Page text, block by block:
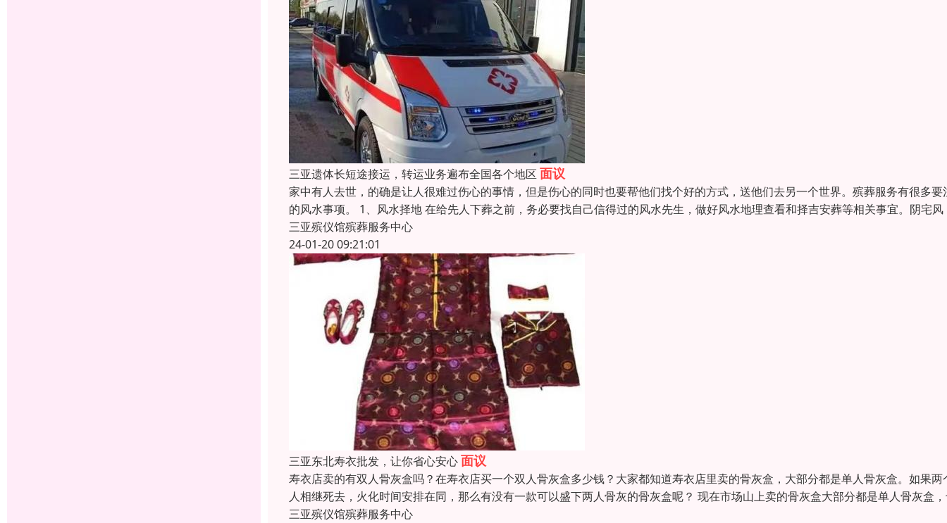
三亚遗体长短途接运，转运业务遍布全国各个地区 面议
家中有人去世，的确是让人很难过伤心的事情，但是伤心的同时也要帮他们找个好的方式，送他们去另一个世界。殡葬服务有很多要
的风水事项。 1、风水择地 在给先人下葬之前，务必要找自己信得过的风水先生，做好风水地理查看和择吉安葬等相关事宜。阴宅风
三亚殡仪馆殡葬服务中心
24-01-20 09:21:01
三亚东北寿衣批发，让你省心安心面议
寿衣店卖的有双人骨灰盒吗？在寿衣店买一个双人骨灰盒多少钱？大家都知道寿衣店里卖的骨灰盒，大部分都是单人骨灰盒。如果两
人相继死去，火化时间安排在同，那么有没有一款可以盛下两人骨灰的骨灰盒呢？ 现在市场山上卖的骨灰盒大部分都是单人骨灰盒
三亚殡仪馆殡葬服务中心